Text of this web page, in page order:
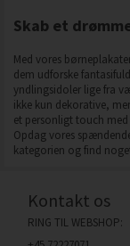
Skab et
Med vores
dem udforske
yndlingsidoler lige fra
ikke kun dekorative,
et personligt touch
Opdag vores
kategorien og find
Kontakt os
RING TIL WEBSHOP: